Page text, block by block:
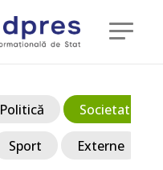
Politică Societate
Sport Externe